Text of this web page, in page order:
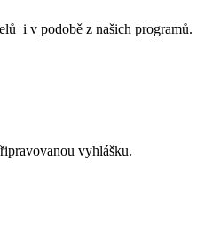
i v podobě z našich programů.
vyhlášku.